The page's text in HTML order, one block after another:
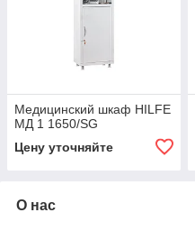
Медицинский шкаф HILFE
МД 1 1650/SG
Цену уточняйте
О нас